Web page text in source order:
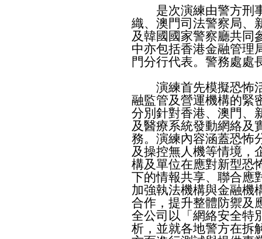
是次演練由警方刑事
織、澳門司法警察局、
及韓國國家警察廳共同
中亦包括香港金融管理
門分行代表。警務處處
演練首先模擬恐怖活
融監管及營運機構的緊
分別針對香港、澳門、
及醫療系統發動網絡及
務。演練內容涵蓋恐怖
及操控無人機等情境，
構及單位在應對新型恐
下的情報共享、聯合應
加強執法機構與金融機
合作，提升整體防禦及
全公司以「網絡安全特
析，並就各地警方在拆